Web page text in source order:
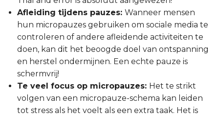
Afleiding tijdens pauzes: Wanneer mensen
hun micropauzes gebruiken om sociale media te
controleren of andere afleidende activiteiten te
doen, kan dit het beoogde doel van ontspanning
en herstel ondermijnen. Een echte pauze is
schermvrij!
Te veel focus op micropauzes: Het te strikt
volgen van een micropauze-schema kan leiden
tot stress als het voelt als een extra taak. Het is